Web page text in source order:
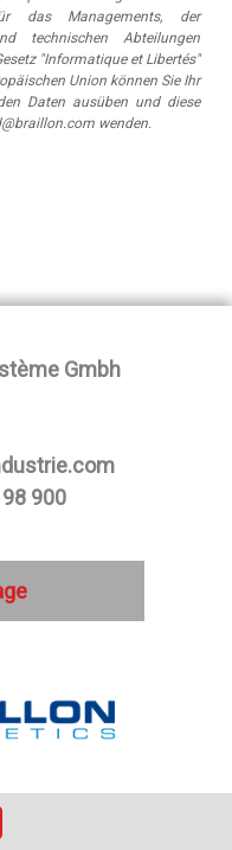
das Managements, der
technischen Abteilungen
"Informatique et Libertés"
Union können Sie Ihr
Daten ausüben und diese
wenden.
Gmbh
900